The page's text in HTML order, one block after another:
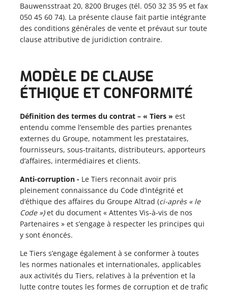
Bauwensstraat 20, 8200 Bruges (tél. 050 32 35 95 et fax
050 45 60 74). La présente clause fait partie intégrante
des conditions générales de vente et prévaut sur toute
clause attributive de juridiction contraire.
MODÈLE DE CLAUSE
ÉTHIQUE ET CONFORMITÉ
Définition des termes du contrat – « Tiers » est
entendu comme l’ensemble des parties prenantes
externes du Groupe, notamment les prestataires,
fournisseurs, sous-traitants, distributeurs, apporteurs
d’affaires, intermédiaires et clients.
Anti-corruption - Le Tiers reconnait avoir pris
pleinement connaissance du Code d’intégrité et
d’éthique des affaires du Groupe Altrad (ci-après « le
Code »)et du document « Attentes Vis-à-vis de nos
Partenaires » et s’engage à respecter les principes qui
y sont énoncés.
Le Tiers s’engage également à se conformer à toutes
les normes nationales et internationales, applicables
aux activités du Tiers, relatives à la prévention et la
lutte contre toutes les formes de corruption et de trafic